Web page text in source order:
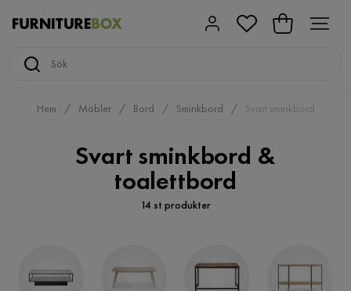
Hem Möbler Bord Sminkbord Svart sminkbord
Svart sminkbord &
toalettbord
14 st produkter